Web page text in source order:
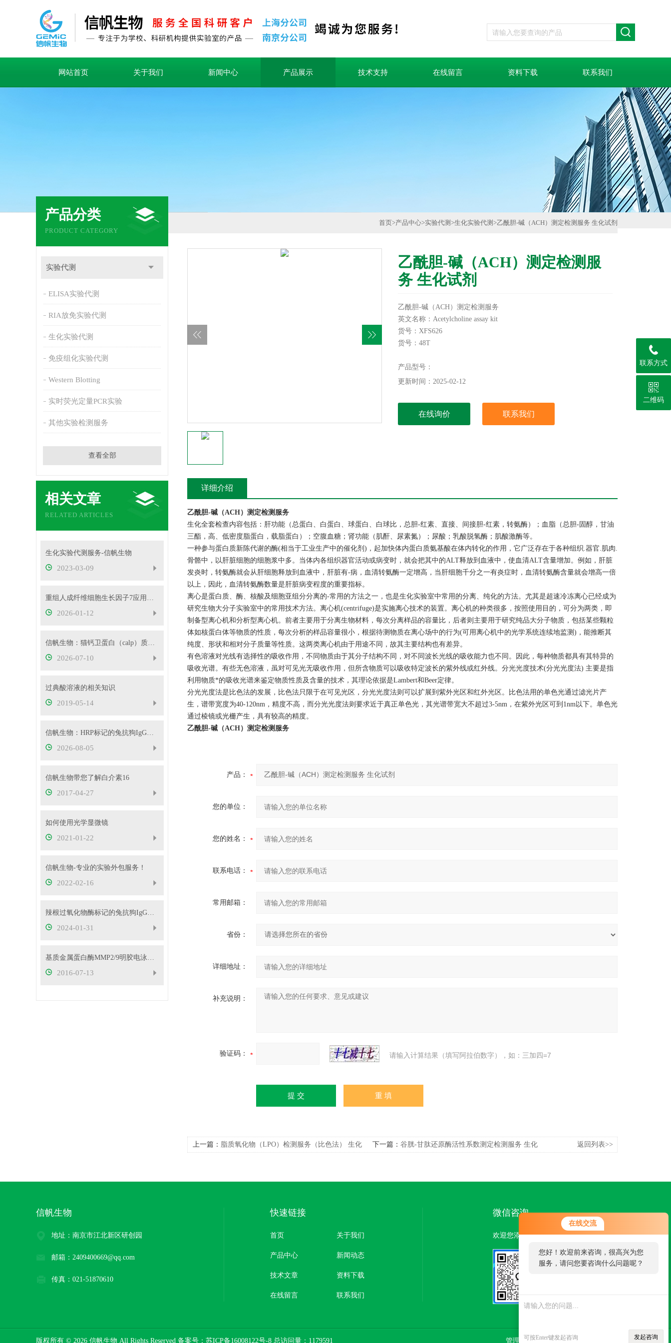
在线交流
您好！欢迎前来咨询，很高兴为您
服务，请问您要咨询什么问题呢？
了需求产品，您可以直接在线与我
联系！
可按Enter键发起咨询 发起咨询
网站首页 关于我们 新闻中心 产品展示 技术支持 在线留言 资料下载 联系我们
产品分类
PRODUCT CATEGORY
实验代测
ELISA实验代测
RIA放免实验代测
生化实验代测
免疫组化实验代测
Western Blotting
实时荧光定量PCR实验
其他实验检测服务
查看全部
相关文章
RELATED ARTICLES
生化实验代测服务-信帆生物
2023-03-09
重组人成纤维细胞生长因子7应用领域
2026-01-12
信帆生物：猫钙卫蛋白（calp）质控样品产品应用
2026-07-10
过典酸溶液的相关知识
2019-05-14
信帆生物：HRP标记的兔抗狗IgG产品介绍
2026-08-05
信帆生物带您了解白介素16
2017-04-27
如何使用光学显微镜
2021-01-22
信帆生物-专业的实验外包服务！
2022-02-16
辣根过氧化物酶标记的兔抗狗IgG（H+L）的来源
2024-01-31
基质金属蛋白酶MMP2/9明胶电泳试剂盒操作步骤
2016-07-13
首页>产品中心>实验代测 >生化实验代测 >乙酰胆-碱（ACH）测定检测服务 生化试剂
乙酰胆-碱（ACH）测定检测服
务 生化试剂
乙酰胆-碱（ACH）测定检测服务
英文名称：Acetylcholine assay kit
货号：XFS626
货号：48T
产品型号：
更新时间：2025-02-12
在线询价 联系我们
详细介绍
乙酰胆-碱（ACH）测定检测服务
生化全套检查内容包括：肝功能（总蛋白、白蛋白、球蛋白、白球比，总胆-红素、直接、间接胆-红素，转氨酶）；血脂（总胆-固醇，甘油
三酯，高、低密度脂蛋白，载脂蛋白）；空腹血糖；肾功能（肌酐、尿素氮）；尿酸；乳酸脱氢酶；肌酸激酶等。
一种参与蛋白质新陈代谢的酶(相当于工业生产中的催化剂)，起加快体内蛋白质氨基酸在体内转化的作用，它广泛存在于各种组织.器官.肌肉.
骨骼中，以肝脏细胞的细胞浆中多。当体内各组织器官活动或病变时，就会把其中的ALT释放到血液中，使血清ALT含量增加。例如，肝脏
发炎时，转氨酶就会从肝细胞释放到血液中，肝脏有-病，血清转氨酶一定增高，当肝细胞千分之一有炎症时，血清转氨酶含量就会增高一倍
以上，因此，血清转氨酶数量是肝脏病变程度的重要指标。
离心是蛋白质、酶、核酸及细胞亚组分分离的-常用的方法之一，也是生化实验室中常用的分离、纯化的方法。尤其是超速冷冻离心已经成为
研究生物大分子实验室中的常用技术方法。离心机(centrifuge)是实施离心技术的装置。离心机的种类很多，按照使用目的，可分为两类，即
制备型离心机和分析型离心机。前者主要用于分离生物材料，每次分离样品的容量比，后者则主要用于研究纯品大分子物质，包括某些颗粒
体如核蛋白体等物质的性质，每次分析的样品容量很小，根据待测物质在离心场中的行为(可用离心机中的光学系统连续地监测)，能推断其
纯度、形状和相对分子质量等性质。这两类离心机由于用途不同，故其主要结构也有差异。
有色溶液对光线有选择性的吸收作用，不同物质由于其分子结构不同，对不同波长光线的吸收能力也不同。因此，每种物质都具有其特异的
吸收光谱。有些无色溶液，虽对可见光无吸收作用，但所含物质可以吸收特定波长的紫外线或红外线。分光光度技术(分光光度法) 主要是指
利用物质*的吸收光谱来鉴定物质性质及含量的技术，其理论依据是Lambert和Beer定律。
分光光度法是比色法的发展，比色法只限于在可见光区，分光光度法则可以扩展到紫外光区和红外光区。比色法用的单色光通过滤光片产
生，谱带宽度为40-120nm，精度不高，而分光光度法则要求近于真正单色光，其光谱带宽大不超过3-5nm，在紫外光区可到1nm以下。单色光
通过棱镜或光栅产生，具有较高的精度。
乙酰胆-碱（ACH）测定检测服务
产品：
您的单位：
您的姓名：
联系电话：
常用邮箱：
省份：
详细地址：
补充说明：
验证码： 请输入计算结果（填写阿拉伯数字），如：三加四=7
上一篇： 脂质氧化物（LPO）检测服务（比色法） 生化
下一篇： 谷胱-甘肽还原酶活性系数测定检测服务 生化
返回列表>>
信帆生物
地址：南京市江北新区研创园
邮箱：2409400669@qq.com
传真：021-51870610
快速链接
首页 关于我们
产品中心 新闻动态
技术文章 资料下载
在线留言 联系我们
微信咨询
欢迎您添加我们的微信号了解更多信息：
版权所有 © 2026 信帆生物 All Rights Reserved 备案号： 苏ICP备16008122号-8 总访问量：1179591 管理登陆技术支持：环保在线 sitemap.xml
联系方式
二维码